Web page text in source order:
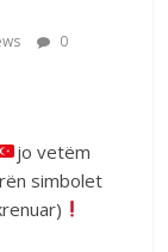
0
jo vetëm
simbolet